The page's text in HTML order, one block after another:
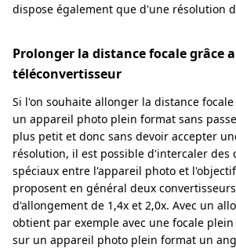
dispose également que d'une résolution
Prolonger la distance focale grâce
téléconvertisseur
Si l'on souhaite allonger la distance
un appareil photo plein format sans
plus petit et donc sans devoir accepter
résolution, il est possible d'intercaler des
spéciaux entre l'appareil photo et
proposent en général deux
d'allongement de 1,4x et 2,0x. Avec un
obtient par exemple avec une focale
sur un appareil photo plein format un